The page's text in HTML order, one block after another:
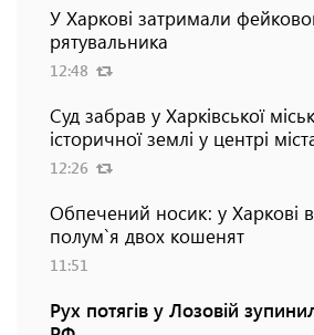
У Харкові затримали
рятувальника
12:48
Суд забрав у Харківської
історичної землі у центрі
12:26
Обпечений носик: у Харкові
полум`я двох кошенят
11:51
Рух потягів у Лозовій